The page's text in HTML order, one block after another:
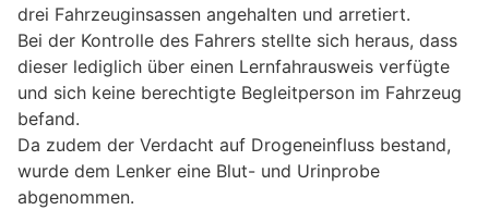
drei Fahrzeuginsassen angehalten und arretiert.
Bei der Kontrolle des Fahrers stellte sich heraus, dass
dieser lediglich über einen Lernfahrausweis verfügte
und sich keine berechtigte Begleitperson im Fahrzeug
befand.
Da zudem der Verdacht auf Drogeneinfluss bestand,
wurde dem Lenker eine Blut- und Urinprobe
abgenommen.